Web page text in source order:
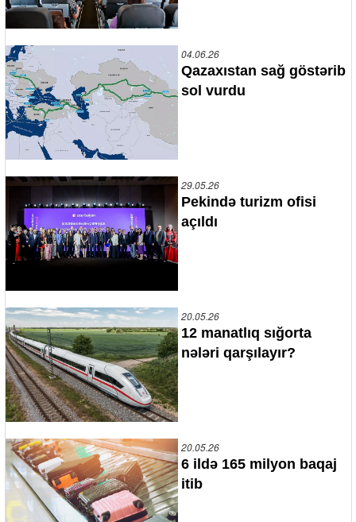
04.06.26
Qazaxıstan sağ göstərib
sol vurdu
29.05.26
Pekində turizm ofisi
açıldı
20.05.26
12 manatlıq sığorta
nələri qarşılayır?
20.05.26
6 ildə 165 milyon baqaj
itib